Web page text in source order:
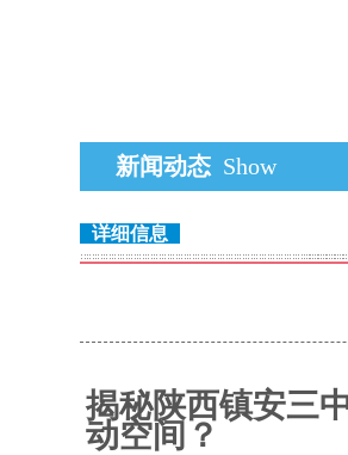
新闻动态 Show
详细信息
揭秘陕西镇安三
动空间？